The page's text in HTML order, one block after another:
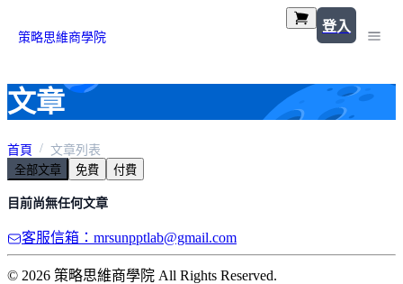
策略思維商學院
登入
文章
首頁
文章列表
全部文章
免費 付費
目前尚無任何文章
客服信箱：mrsunpptlab@gmail.com
© 2026 策略思維商學院 All Rights Reserved.